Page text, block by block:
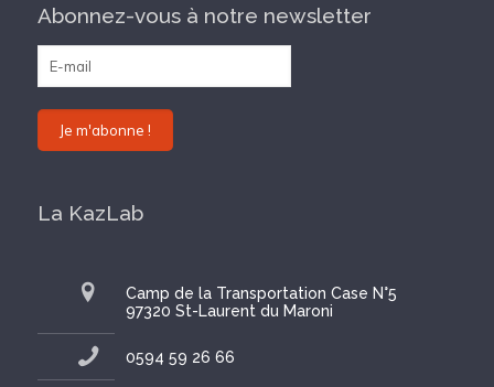
Abonnez-vous à notre newsletter
La KazLab
Camp de la Transportation Case N°5
97320 St-Laurent du Maroni
0594 59 26 66